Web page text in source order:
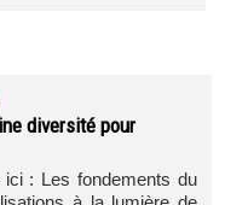
diversité pour
: Les fondements du